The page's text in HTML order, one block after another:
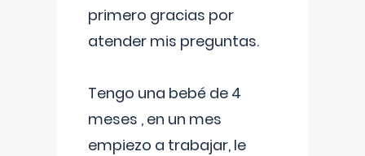
primero gracias por
atender mis preguntas.
Tengo una bebé de 4
meses , en un mes
empiezo a trabajar, le